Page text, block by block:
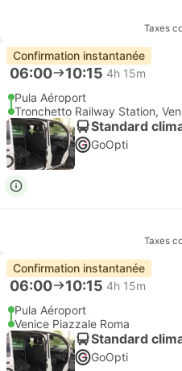
Taxes
Confirmation instantanée
06:00 10:15 4h 15m
Pula Aéroport
Tronchetto Railway Station,
Standard
GoOpti
Taxes
Confirmation instantanée
06:00 10:15 4h 15m
Pula Aéroport
Venice Piazzale Roma
Standard
GoOpti